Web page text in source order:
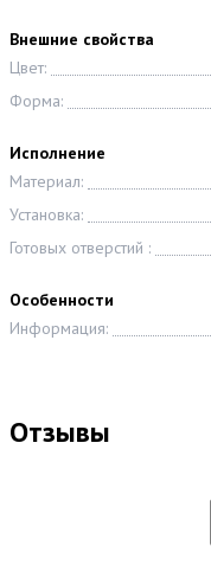
Внешние свойства
Цвет:
Форма:
Исполнение
Материал:
Установка:
Готовых отверстий :
Особенности
Информация:
Отзывы